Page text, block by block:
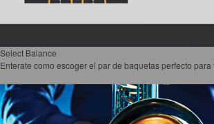
Select Balance
Enterate como escoger el par de baquetas perfecto para